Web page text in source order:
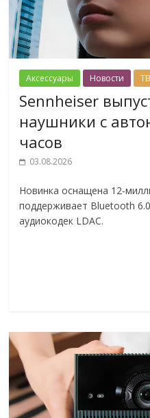
Аксессуары Новости
Sennheiser
наушники с
часов
03.08.2026
Новинка оснащена 12-
поддерживает Bluetooth
аудиокодек LDAC.